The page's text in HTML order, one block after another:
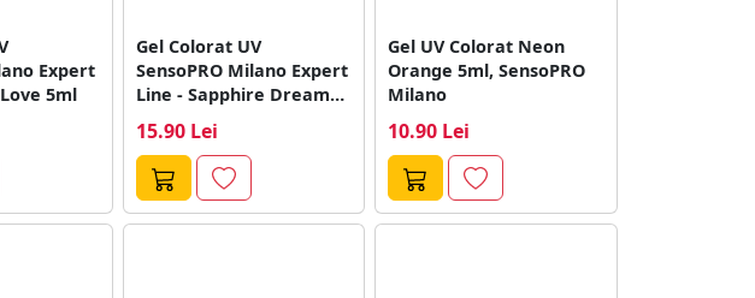
Expert
5ml
Gel Colorat UV
SensoPRO Milano Expert
Line - Sapphire Dream
15.90 Lei
Gel UV Colorat Neon
Orange 5ml, SensoPRO
Milano
10.90 Lei